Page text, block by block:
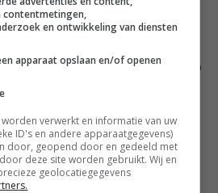
en El Niño stuwen voedselprijzen op
Royal A-ware onder druk ondanks
contentmetingen,
en ontwikkeling van diensten
apparaat opslaan en/of openen
verwerkt en informatie van uw
ID's en andere apparaatgegevens)
door, geopend door en gedeeld met
deze site worden gebruikt. Wij en
geolocatiegegevens